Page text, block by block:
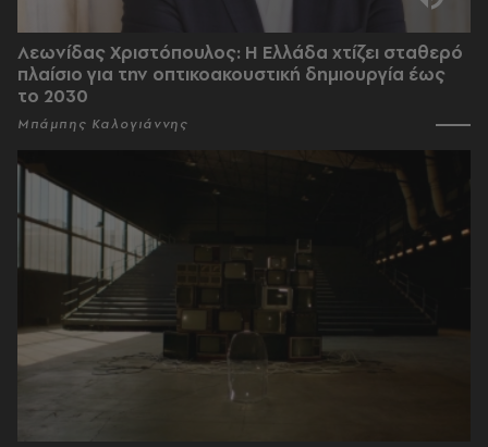
Λεωνίδας Χριστόπουλος: Η Ελλάδα χτίζει σταθερό
πλαίσιο για την οπτικοακουστική δημιουργία έως
το 2030
Μπάμπης Καλογιάννης